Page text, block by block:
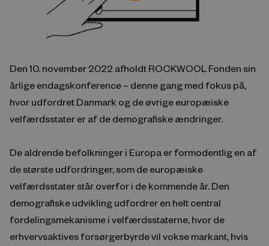
Den 10. november 2022 afholdt ROCKWOOL Fonden sin
årlige endagskonference – denne gang med fokus på,
hvor udfordret Danmark og de øvrige europæiske
velfærdsstater er af de demografiske ændringer.
De aldrende befolkninger i Europa er formodentlig en af
de største udfordringer, som de europæiske
velfærdsstater står overfor i de kommende år. Den
demografiske udvikling udfordrer en helt central
fordelingsmekanisme i velfærdsstaterne, hvor de
erhvervsaktives forsørgerbyrde vil vokse markant, hvis